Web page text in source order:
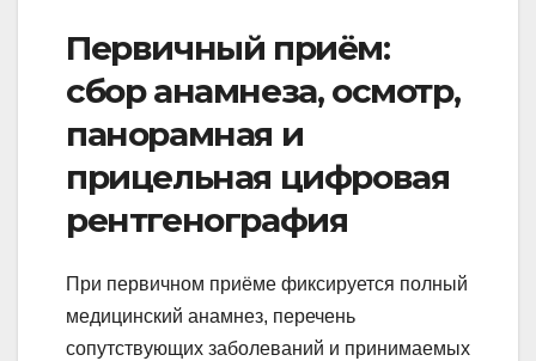
Первичный приём:
сбор анамнеза, осмотр,
панорамная и
прицельная цифровая
рентгенография
При первичном приёме фиксируется полный
медицинский анамнез, перечень
сопутствующих заболеваний и принимаемых